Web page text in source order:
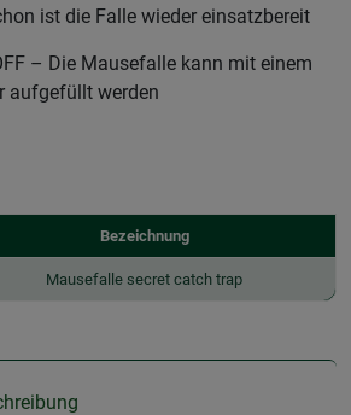
ist die Falle wieder einsatzbereit
– Die Mausefalle kann mit einem
aufgefüllt werden
Bezeichnung
Mausefalle secret catch trap